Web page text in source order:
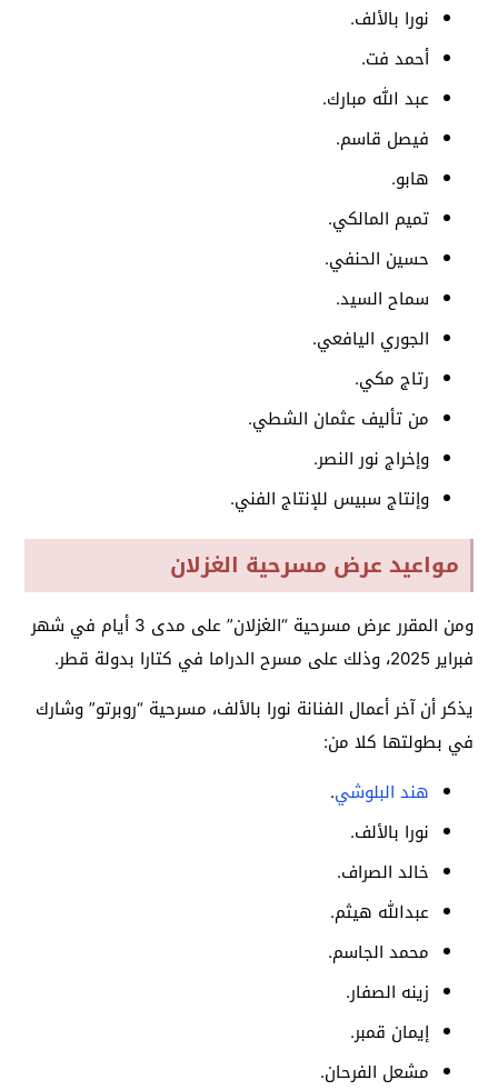
نورا بالألف.
أحمد فت.
عبد الله مبارك.
فيصل قاسم.
هابو.
تميم المالكي.
حسين الحنفي.
سماح السيد.
الجوري اليافعي.
رتاج مكي.
من تأليف عثمان الشطي.
وإخراج نور النصر.
وإنتاج سبيس للإنتاج الفني.
مواعيد عرض مسرحية الغزلان
ومن المقرر عرض مسرحية “الغزلان” على مدى 3 أيام في شهر
فبراير 2025، وذلك على مسرح الدراما في كتارا بدولة قطر.
يذكر أن آخر أعمال الفنانة نورا بالألف، مسرحية “روبرتو” وشارك
في بطولتها كلا من:
هند البلوشي.
نورا بالألف.
خالد الصراف.
عبدالله هيثم.
محمد الجاسم.
زينه الصفار.
إيمان قمبر.
مشعل الفرحان.